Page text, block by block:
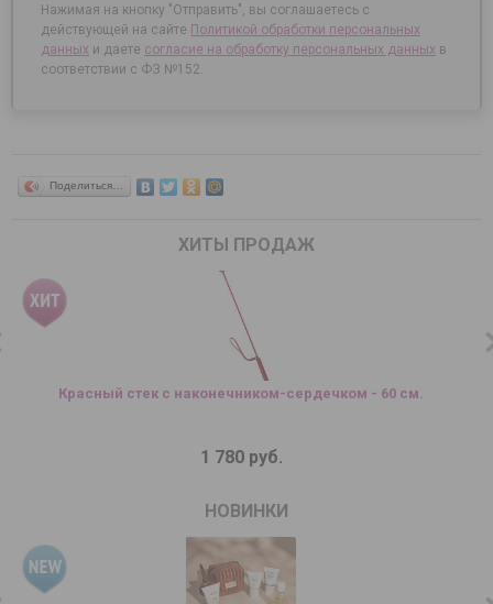
Нажимая на кнопку "Отправить", вы соглашаетесь с
действующей на сайте Политикой обработки персональных
данных и даете согласие на обработку персональных данных в
соответствии с ФЗ №152.
Поделиться…
ХИТЫ ПРОДАЖ
Красный стек с наконечником-сердечком - 60 см.
1 780 руб.
НОВИНКИ